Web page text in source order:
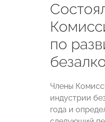
по
Члены
индустрии
года и